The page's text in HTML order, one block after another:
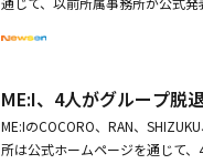
おり、休息が必要だという医師
3月20日に作成した医療記録には
OCOROが素行不良を理由に解雇
マネジメント契約は契約書の通
ME:I、4人がグループ脱
ME:IのCOCORO、RAN、
所は公式ホームページを通じて